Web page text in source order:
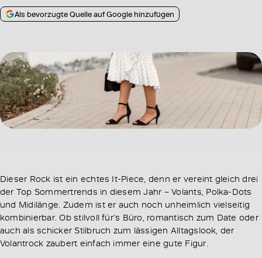
Als bevorzugte Quelle auf Google hinzufügen
Dieser Rock ist ein echtes It-Piece, denn er vereint gleich drei
der Top Sommertrends in diesem Jahr – Volants, Polka-Dots
und Midilänge. Zudem ist er auch noch unheimlich vielseitig
kombinierbar. Ob stilvoll für’s Büro, romantisch zum Date oder
auch als schicker Stilbruch zum lässigen Alltagslook, der
Volantrock zaubert einfach immer eine gute Figur.